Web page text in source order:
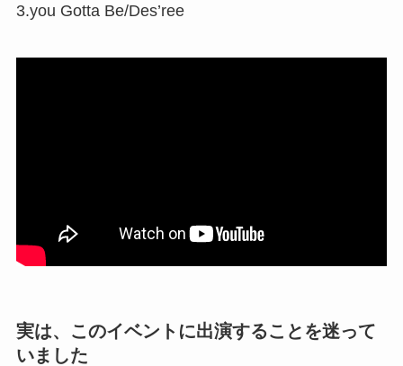
3.you Gotta Be/Des’ree
実は、このイベントに出演することを迷って
いました